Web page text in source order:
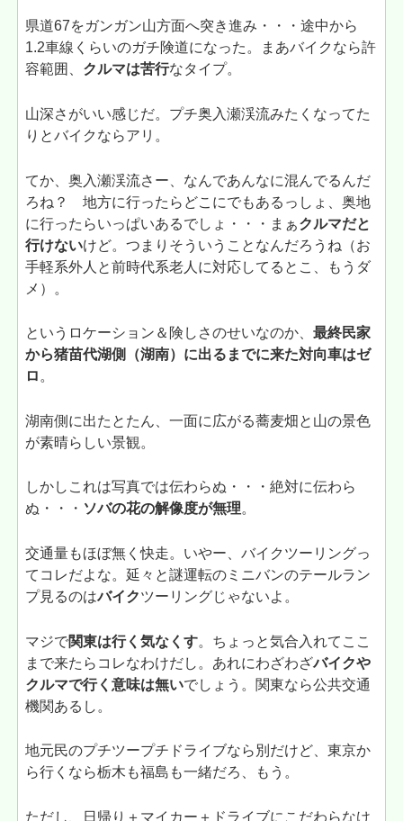
県道67をガンガン山方面へ突き進み・・・途中から
1.2車線くらいのガチ険道になった。まあバイクなら許
容範囲、 クルマは苦行なタイプ。
山深さがいい感じだ。プチ奥入瀬渓流みたくなってた
りとバイクならアリ。
てか、奥入瀬渓流さー、なんであんなに混んでるんだ
ろね？ 地方に行ったらどこにでもあるっしょ、奥地
に行ったらいっぱいあるでしょ・・・まぁクルマだと
行けないけど。つまりそういうことなんだろうね（お
手軽系外人と前時代系老人に対応してるとこ、もうダ
メ）。
というロケーション＆険しさのせいなのか、最終民家
から猪苗代湖側（湖南）に出るまでに来た対向車はゼ
ロ 。
湖南側に出たとたん、一面に広がる蕎麦畑と山の景色
が素晴らしい景観。
しかしこれは写真では伝わらぬ・・・絶対に伝わら
ぬ・・・ ソバの花の解像度が無理。
交通量もほぼ無く快走。いやー、バイクツーリングっ
てコレだよな。延々と謎運転のミニバンのテールラン
プ見るのはバイクツーリングじゃないよ。
マジで関東は行く気なくす。ちょっと気合入れてここ
まで来たらコレなわけだし。あれにわざわざバイクや
クルマで行く意味は無いでしょう。関東なら公共交通
機関あるし。
地元民のプチツープチドライブなら別だけど、東京か
ら行くなら栃木も福島も一緒だろ、もう。
ただし、日帰り＋マイカー＋ドライブにこだわらなけ